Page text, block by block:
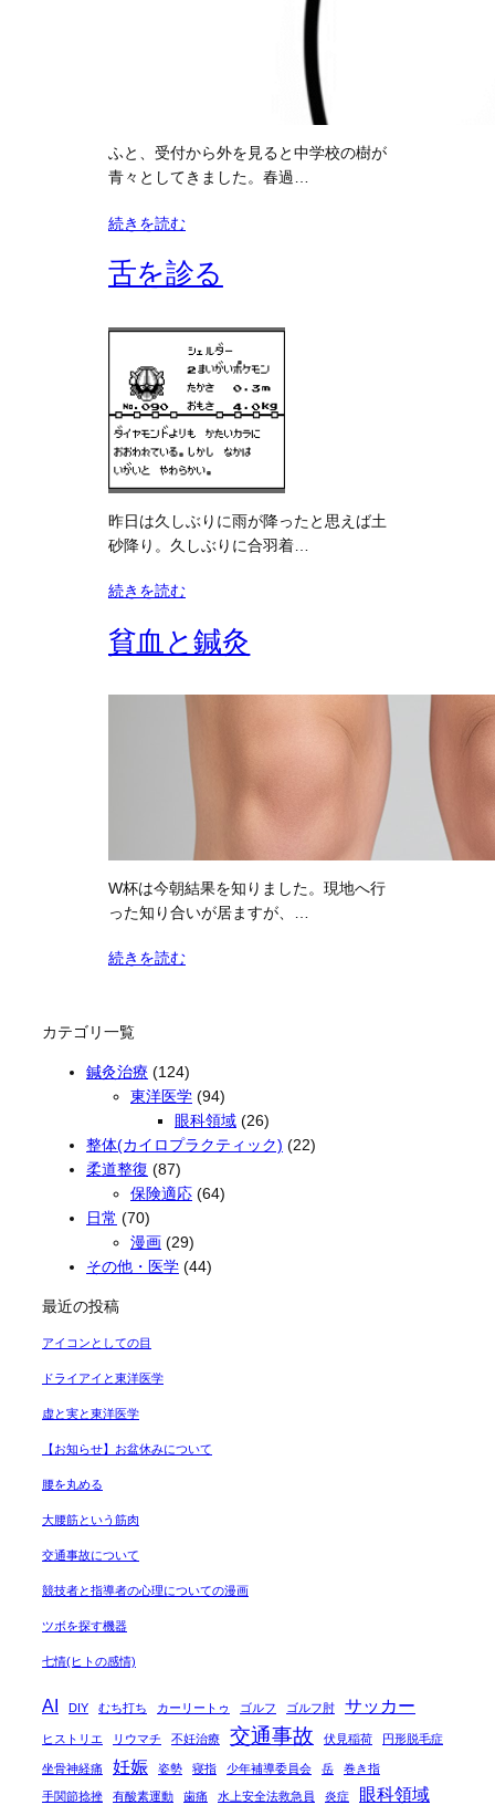
ふと、受付から外を見ると中学校の樹が
青々としてきました。春過…
続きを読む
舌を診る
昨日は久しぶりに雨が降ったと思えば土
砂降り。久しぶりに合羽着…
続きを読む
貧血と鍼灸
W杯は今朝結果を知りました。現地へ行
った知り合いが居ますが、…
続きを読む
カテゴリ一覧
鍼灸治療 (124)
東洋医学 (94)
眼科領域 (26)
整体(カイロプラクティック) (22)
柔道整復 (87)
保険適応 (64)
日常 (70)
漫画 (29)
その他・医学 (44)
最近の投稿
アイコンとしての目
ドライアイと東洋医学
虚と実と東洋医学
【お知らせ】お盆休みについて
腰を丸める
大腰筋という筋肉
交通事故について
競技者と指導者の心理についての漫画
ツボを探す機器
七情(ヒトの感情)
AI DIY むち打ち カーリートゥ ゴルフ ゴルフ肘 サッカー
ヒストリエ リウマチ 不妊治療 交通事故 伏見稲荷 円形脱毛症
坐骨神経痛 妊娠 姿勢 寝指 少年補導委員会 岳 巻き指
手関節捻挫 有酸素運動 歯痛 水上安全法救急員 炎症 眼科領域